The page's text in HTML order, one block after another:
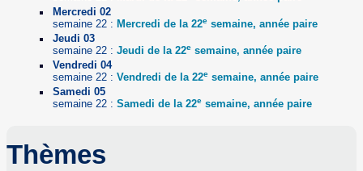
Mercredi 02
semaine 22 : Mercredi de la 22esemaine, année paire
Jeudi 03
semaine 22 : Jeudi de la 22esemaine, année paire
Vendredi 04
semaine 22 : Vendredi de la 22esemaine, année paire
Samedi 05
semaine 22 : Samedi de la 22esemaine, année paire
Thèmes